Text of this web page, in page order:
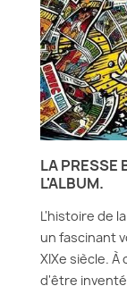
LA PRESSE
L'ALBUM.
L'histoire de
un fascinant
XIXe siècle.
d'être